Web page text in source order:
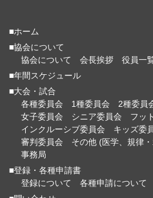
■ホーム
■協会について
協会について
会長挨拶 役員一
■年間スケジュール
■大会・試合
各種委員会
1種委員会 2種委員
女子委員会
シニア委員会
フッ
インクルーシブ委員会
キッズ委
審判委員会
その他 (医学、規律
事務局
■登録・各種申請書
登録について
各種申請について